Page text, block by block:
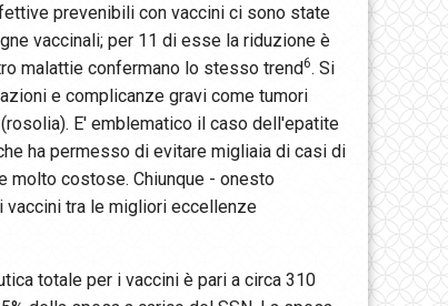
prevenibili con vaccini ci sono state
vaccinali; per 11 di esse la riduzione è
malattie confermano lo stesso trend6. Si
e complicanze gravi come tumori
E' emblematico il caso dell'epatite
ha permesso di evitare migliaia di casi di
molto costose. Chiunque - onesto
vaccini tra le migliori eccellenze
totale per i vaccini è pari a circa 310